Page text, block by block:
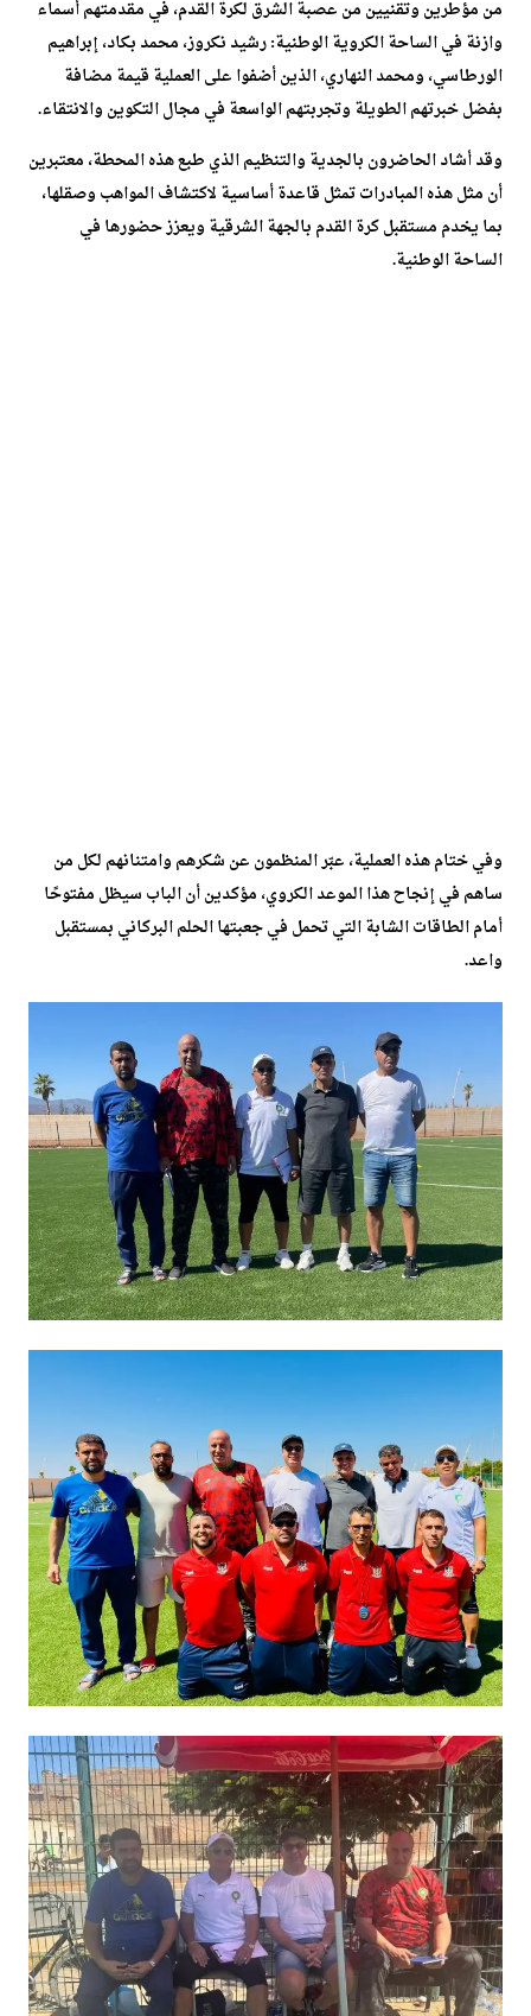
من مؤطرين وتقنيين من عصبة الشرق لكرة القدم، في مقدمتهم أسماء
وازنة في الساحة الكروية الوطنية: رشيد نكروز، محمد بكاد، إبراهيم
الورطاسي، ومحمد النهاري، الذين أضفوا على العملية قيمة مضافة
بفضل خبرتهم الطويلة وتجربتهم الواسعة في مجال التكوين والانتقاء.
وقد أشاد الحاضرون بالجدية والتنظيم الذي طبع هذه المحطة، معتبرين
أن مثل هذه المبادرات تمثل قاعدة أساسية لاكتشاف المواهب وصقلها،
بما يخدم مستقبل كرة القدم بالجهة الشرقية ويعزز حضورها في
الساحة الوطنية.
وفي ختام هذه العملية، عبّر المنظمون عن شكرهم وامتنانهم لكل من
ساهم في إنجاح هذا الموعد الكروي، مؤكدين أن الباب سيظل مفتوحًا
أمام الطاقات الشابة التي تحمل في جعبتها الحلم البركاني بمستقبل
واعد.